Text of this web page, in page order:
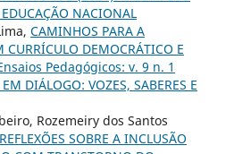
NACIONAL
CAMINHOS PARA A
CURRÍCULO DEMOCRÁTICO E
Pedagógicos: v. 9 n. 1
DIÁLOGO: VOZES, SABERES E
Rozemeiry dos Santos
REFLEXÕES SOBRE A INCLUSÃO